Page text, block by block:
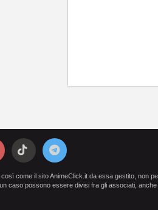
come il sito AnimeClick.it da essa gestito, non
caso possono essere divisi fra gli associati, anche